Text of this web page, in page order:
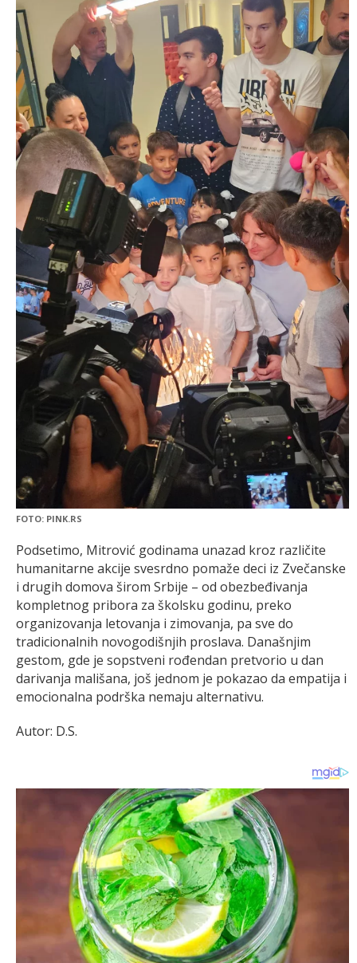
FOTO: PINK.RS
Podsetimo, Mitrović godinama unazad kroz različite
humanitarne akcije svesrdno pomaže deci iz Zvečanske
i drugih domova širom Srbije – od obezbeđivanja
kompletnog pribora za školsku godinu, preko
organizovanja letovanja i zimovanja, pa sve do
tradicionalnih novogodišnjih proslava. Današnjim
gestom, gde je sopstveni rođendan pretvorio u dan
darivanja mališana, još jednom je pokazao da empatija i
emocionalna podrška nemaju alternativu.
Autor: D.S.